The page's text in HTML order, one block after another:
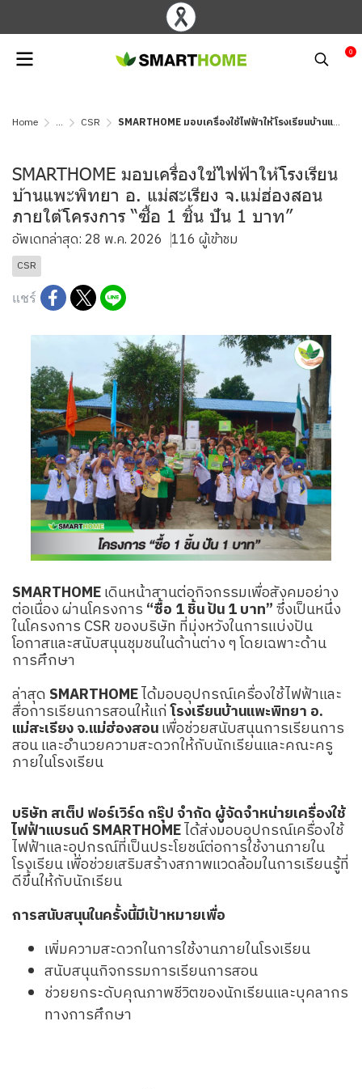
0
Home ... CSR SMARTHOME มอบเครื่องใช้ไฟฟ้าให้โรงเรียนบ้านแพะพิทยา อ. แม่สะเรียง จ.แม่ฮ่องสอน ภายใต้โครงการ “ซื้อ 1 ชิ้น ปัน 1 บาท”
SMARTHOME มอบเครื่องใช้ไฟฟ้าให้โรงเรียน
บ้านแพะพิทยา อ. แม่สะเรียง จ.แม่ฮ่องสอน
ภายใต้โครงการ “ซื้อ 1 ชิ้น ปัน 1 บาท”
อัพเดทล่าสุด: 28 พ.ค. 2026 116 ผู้เข้าชม
CSR
แชร์
SMARTHOMEเดินหน้าสานต่อกิจกรรมเพื่อสังคมอย่าง
ต่อเนื่อง ผ่านโครงการ “ซื้อ 1 ชิ้น ปัน 1 บาท”ซึ่งเป็นหนึ่ง
ในโครงการ CSR ของบริษัท ที่มุ่งหวังในการแบ่งปัน
โอกาสและสนับสนุนชุมชนในด้านต่าง ๆ โดยเฉพาะด้าน
การศึกษา
ล่าสุด SMARTHOMEได้มอบอุปกรณ์เครื่องใช้ไฟฟ้าและ
สื่อการเรียนการสอนให้แก่โรงเรียนบ้านแพะพิทยา อ.
แม่สะเรียง จ.แม่ฮ่องสอนเพื่อช่วยสนับสนุนการเรียนการ
สอน และอำนวยความสะดวกให้กับนักเรียนและคณะครู
ภายในโรงเรียน
บริษัท สเต็ป ฟอร์เวิร์ด กรุ๊ป จำกัด ผู้จัดจำหน่ายเครื่องใช้
ไฟฟ้าแบรนด์ SMARTHOMEได้ส่งมอบอุปกรณ์เครื่องใช้
ไฟฟ้าและอุปกรณ์ที่เป็นประโยชน์ต่อการใช้งานภายใน
โรงเรียน เพื่อช่วยเสริมสร้างสภาพแวดล้อมในการเรียนรู้ที่
ดีขึ้นให้กับนักเรียน
การสนับสนุนในครั้งนี้มีเป้าหมายเพื่อ
เพิ่มความสะดวกในการใช้งานภายในโรงเรียน
สนับสนุนกิจกรรมการเรียนการสอน
ช่วยยกระดับคุณภาพชีวิตของนักเรียนและบุคลากร
ทางการศึกษา